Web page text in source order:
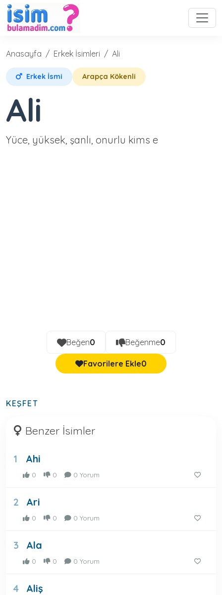
Anasayfa Erkek İsimleri Ali
Erkek İsmi Arapça Kökenli
Ali
Yüce, yüksek, şanlı, onurlu kims e
Beğen0 Beğenme0
Favorilere Ekle0
KEŞFET
Benzer İsimler
1 Ahi
0 0 0 Yorum
2 Ari
0 0 0 Yorum
3 Ala
0 0 0 Yorum
4 Aliş